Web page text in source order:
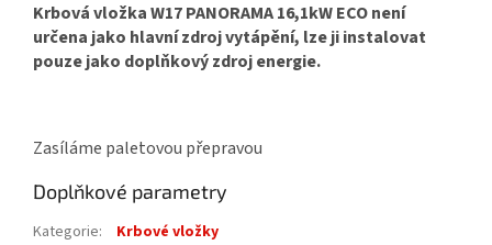
Krbová vložka W17 PANORAMA 16,1kW ECO není
určena jako hlavní zdroj vytápění, lze ji instalovat
pouze jako doplňkový zdroj energie.
Zasíláme paletovou přepravou
Doplňkové parametry
Kategorie:
Krbové vložky